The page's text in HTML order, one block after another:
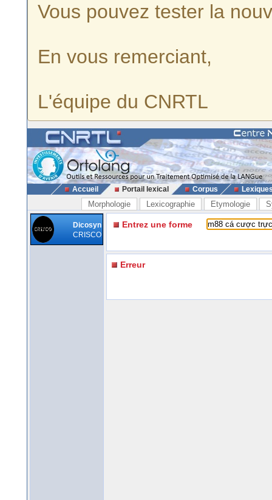
Vous pouvez tester la
En vous remerciant,
L'équipe du CNRTL
Accueil Portail lexical Corpus
Morphologie Lexicographie Etymologie
Dicosyn
CRISCO
Entrez une forme
Erreur